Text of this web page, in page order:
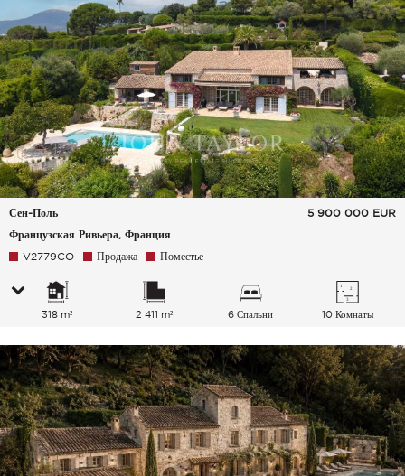
Сен-Поль
Французская Ривьера, Франция
5 900 000 EUR
V2779CO Продажа Поместье
318 m² 2 411 m² 6 Спальни 10 Комнаты